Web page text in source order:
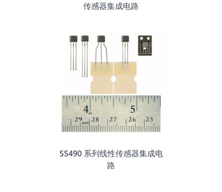
传感器集成电路
SS490 系列线性传感器集成电
路